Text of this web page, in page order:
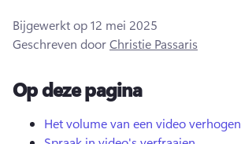
Aanmelden
Bijgewerkt op12 mei 2025
Geschreven doorChristie Passaris
Op deze pagina
Het volume van een video verhogen